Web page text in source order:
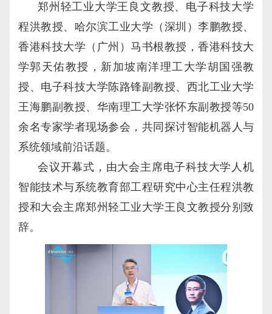
郑州轻工业大学王良文教授、电子科技大学
程洪教授、哈尔滨工业大学（深圳）李鹏教授、
香港科技大学（广州）马书根教授，香港科技大
学郭天佑教授，新加坡南洋理工大学胡国强教
授、电子科技大学陈路锋副教授、西北工业大学
王海鹏副教授、华南理工大学张怀东副教授等50
余名专家学者现场参会，共同探讨智能机器人与
系统领域前沿话题。
会议开幕式，由大会主席电子科技大学人机
智能技术与系统教育部工程研究中心主任程洪教
授和大会主席郑州轻工业大学王良文教授分别致
辞。